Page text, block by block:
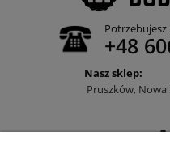
+48
Nasz sklep:
Pruszków, Nowa